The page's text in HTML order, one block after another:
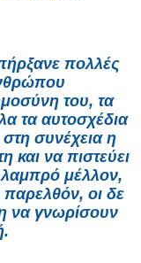
πολλές
του, τα
τα αυτοσχέδια
στη συνέχεια η
και να πιστεύει
λαμπρό μέλλον,
οι δε
να γνωρίσουν